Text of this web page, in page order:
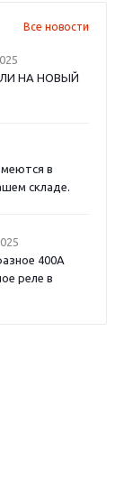
Все новости
НА НОВЫЙ
в
складе.
400А
реле в